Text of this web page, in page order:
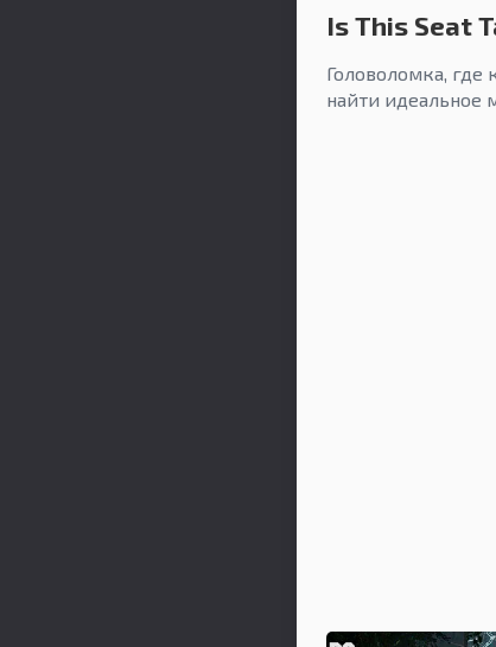
Is This Seat
Головоломка,
найти идеальное